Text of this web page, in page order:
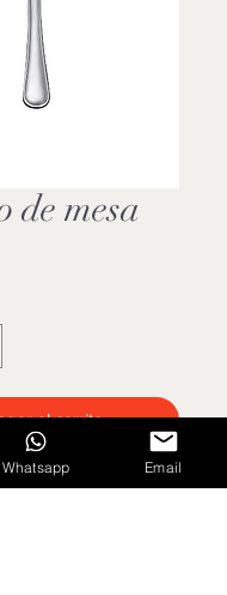
de mesa
al carrito
Cotizar
Whatsapp Email